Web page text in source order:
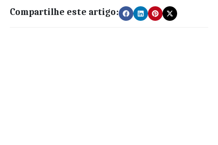
Compartilhe este artigo: